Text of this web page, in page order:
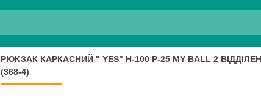
РЮКЗАК КАРКАСНИЙ " YES" H-100 Р-25 MY BALL 2
(368-4)